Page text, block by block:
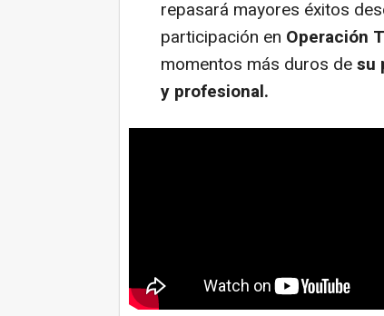
repasará mayores éxitos
participación en Operación
momentos más duros desu
y profesional.